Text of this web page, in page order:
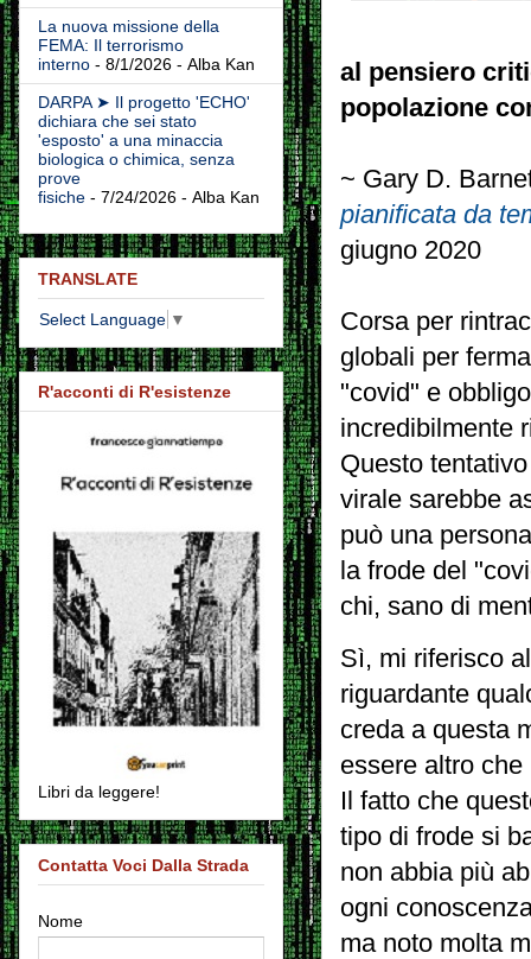
al pensiero
popolazione
~ Gary D.
pianificata da
giugno 2020
Corsa per
globali per
"covid" e
incredibilmente
Questo
virale sarebbe
può una
la frode del
chi, sano di
Sì, mi riferisco
riguardante
creda a questa
essere altro
Il fatto che
tipo di frode si
non abbia più
ogni
ma noto molta
La nuova missione della
FEMA: Il terrorismo
interno - 8/1/2026 - Alba Kan
DARPA ➤ Il progetto 'ECHO'
dichiara che sei stato
'esposto' a una minaccia
biologica o chimica, senza
prove
fisiche - 7/24/2026 - Alba Kan
TRANSLATE
Select Language ▼
R'acconti di R'esistenze
Libri da leggere!
Contatta Voci Dalla Strada
Nome